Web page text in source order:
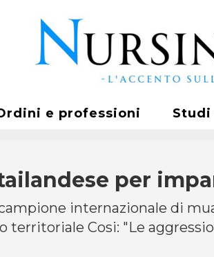
e professioni
per
internazionale di
territoriale Cosi: "Le